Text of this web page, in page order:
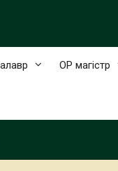
ОР магістр